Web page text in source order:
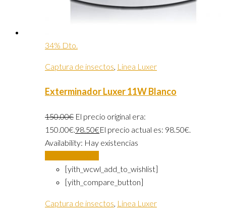
34% Dto.
Captura de insectos Linea Luxer
Exterminador Luxer 11W Blanco
150.00€ El precio original era:
150.00€. 98.50€El precio actual es: 98.50€.
Availability: Hay existencias
[yith_wcwl_add_to_wishlist]
[yith_compare_button]
Captura de insectos Linea Luxer